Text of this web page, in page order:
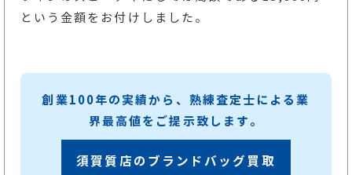
という金額をお付けしました。
創業100年の実績から、熟練査定士による業
界最高値をご提示致します。
須賀質店のブランドバッグ買取